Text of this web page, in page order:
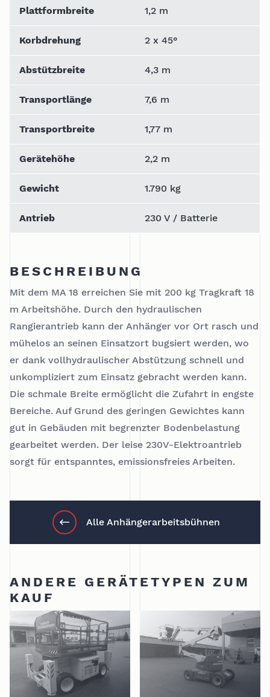
Plattformbreite 1,2 m
Korbdrehung 2 x 45°
Abstützbreite 4,3 m
Transportlänge 7,6 m
Transportbreite 1,77 m
Gerätehöhe 2,2 m
Gewicht 1.790 kg
Antrieb 230 V / Batterie
BESCHREIBUNG
Mit dem MA 18 erreichen Sie mit 200 kg Tragkraft 18
m Arbeitshöhe. Durch den hydraulischen
Rangierantrieb kann der Anhänger vor Ort rasch und
mühelos an seinen Einsatzort bugsiert werden, wo
er dank vollhydraulischer Abstützung schnell und
unkompliziert zum Einsatz gebracht werden kann.
Die schmale Breite ermöglicht die Zufahrt in engste
Bereiche. Auf Grund des geringen Gewichtes kann
gut in Gebäuden mit begrenzter Bodenbelastung
gearbeitet werden. Der leise 230V-Elektroantrieb
sorgt für entspanntes, emissionsfreies Arbeiten.
Alle Anhängerarbeitsbühnen
ANDERE GERÄTETYPEN ZUM
KAUF